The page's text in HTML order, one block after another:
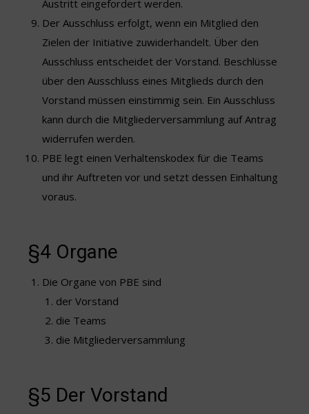
Austritt eingefordert werden.
Der Ausschluss erfolgt, wenn ein Mitglied den
Zielen der Initiative zuwiderhandelt. Über den
Ausschluss entscheidet der Vorstand. Beschlüsse
über den Ausschluss eines Mitglieds durch den
Vorstand müssen einstimmig sein. Ein Ausschluss
kann durch die Mitgliederversammlung auf Antrag
widerrufen werden.
PBE legt einen Verhaltenskodex für die Teams
und ihr Auftreten vor und setzt dessen Einhaltung
voraus.
§4 Organe
Die Organe von PBE sind
der Vorstand
die Teams
die Mitgliederversammlung
§5 Der Vorstand